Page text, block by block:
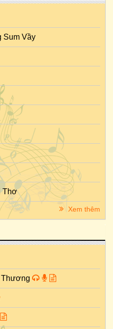
Sum Vầy
Thơ
Xem thêm